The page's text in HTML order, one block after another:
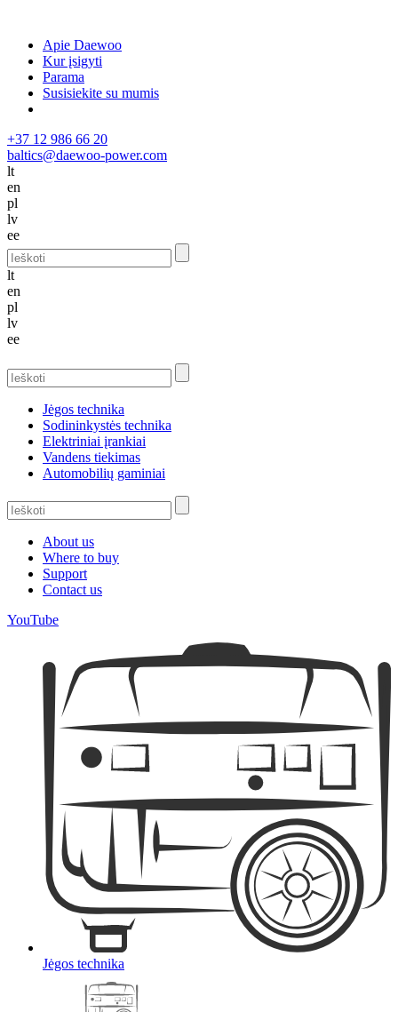
Apie Daewoo
Kur įsigyti
Parama
Susisiekite su mumis
+37 12 986 66 20
baltics@daewoo-power.com
lt
en
pl
lv
ee
lt
en
pl
lv
ee
Jėgos technika
Sodininkystės technika
Elektriniai įrankiai
Vandens tiekimas
Automobilių gaminiai
About us
Where to buy
Support
Contact us
YouTube
Jėgos technika